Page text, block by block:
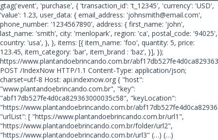
gtag('event', 'purchase', { 'transaction_id': 't_12345', 'currency': 'USD',
'value': 1.23, user_data: { email_address: 'johnsmith@email.com',
phone_number: '1234567890', address: { first_name: 'john',
last_name: 'smith', city: 'menlopark', region: 'ca', postal_code: '94025',
country: 'usa', }, }, items: [{ item_name: 'foo', quantity: 5, price:
123.45, item_category: 'bar', item_brand : 'baz', }], });
https://www.plantandoebrincando.com.br/
POST /IndexNow HTTP/1.1 Content-Type: application/json;
charset=utf-8 Host: api.indexnow.org { "host":
"www.plantandoebrincando.com.br", "key":
"abf17db527fe4d0ca829363000035c58", "keyLocation":
"https://www.plantandoebrincando.com.br/
"urlList": [ "https://www.plantandoebrincando.com.br/url1",
"https://www.plantandoebrincando.com.br/folder/url2",
"https://www.plantandoebrincando.com.br/url3" (…) (…)